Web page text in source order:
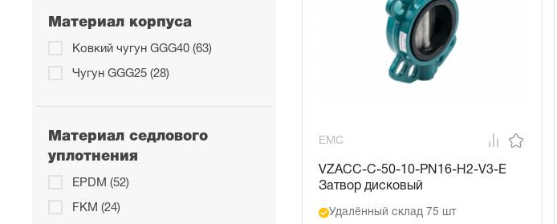
Материал корпуса
Ковкий чугун GGG40 (63)
Чугун GGG25 (28)
Материал седлового
уплотнения
EPDM (52)
FKM (24)
EMC
VZACC-C-50-10-PN16-H2-V3-E
Затвор дисковый
Удалённый склад 75 шт